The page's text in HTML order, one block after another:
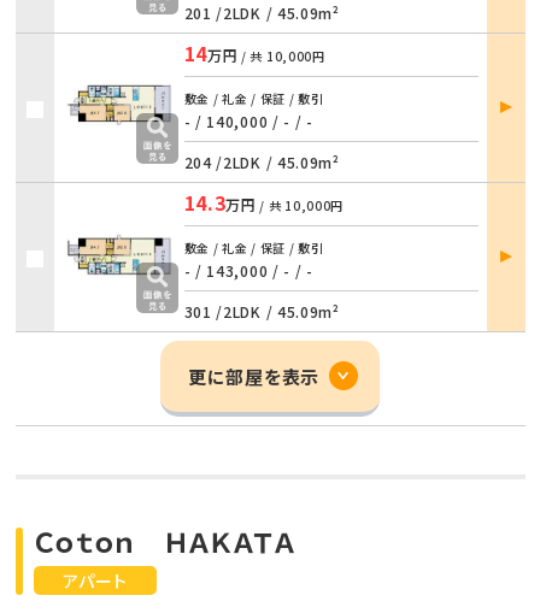
201 /2LDK / 45.09m²
14万円 / 共 10,000円
敷金 / 礼金 / 保証 / 敷引
- / 140,000 / - / -
204 /2LDK / 45.09m²
部屋
詳細
14.3万円 / 共 10,000円
敷金 / 礼金 / 保証 / 敷引
- / 143,000 / - / -
301 /2LDK / 45.09m²
部屋
詳細
更に部屋を表示
アパート
Ｃｏｔｏｎ ＨＡＫＡＴＡ